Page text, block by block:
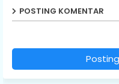
POSTING KOMENTAR